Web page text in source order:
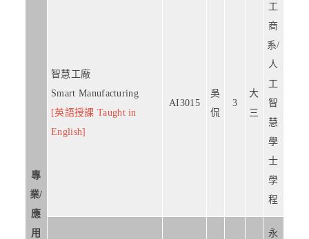
專
業/
應
用
智慧工廠
Smart Manufacturing
[英語授課 Taught in
English]
AI3015
吳
侃
3
大
三
工
商
系/
人
工
智
慧
學
士
學
程
永